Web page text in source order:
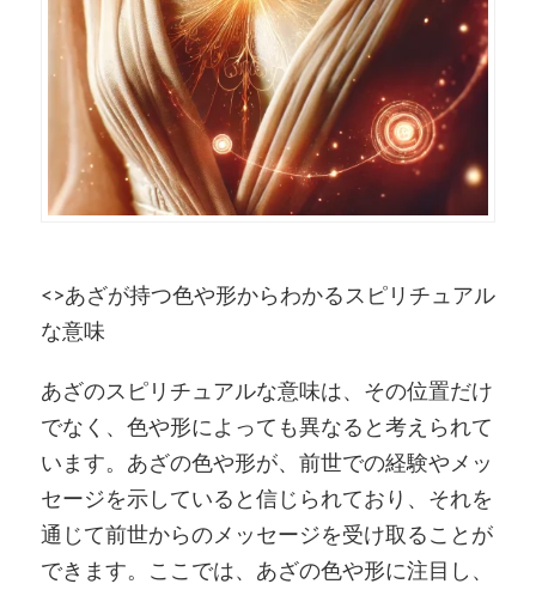
<>あざが持つ色や形からわかるスピリチュアル
な意味
あざのスピリチュアルな意味は、その位置だけ
でなく、色や形によっても異なると考えられて
います。あざの色や形が、前世での経験やメッ
セージを示していると信じられており、それを
通じて前世からのメッセージを受け取ることが
できます。ここでは、あざの色や形に注目し、